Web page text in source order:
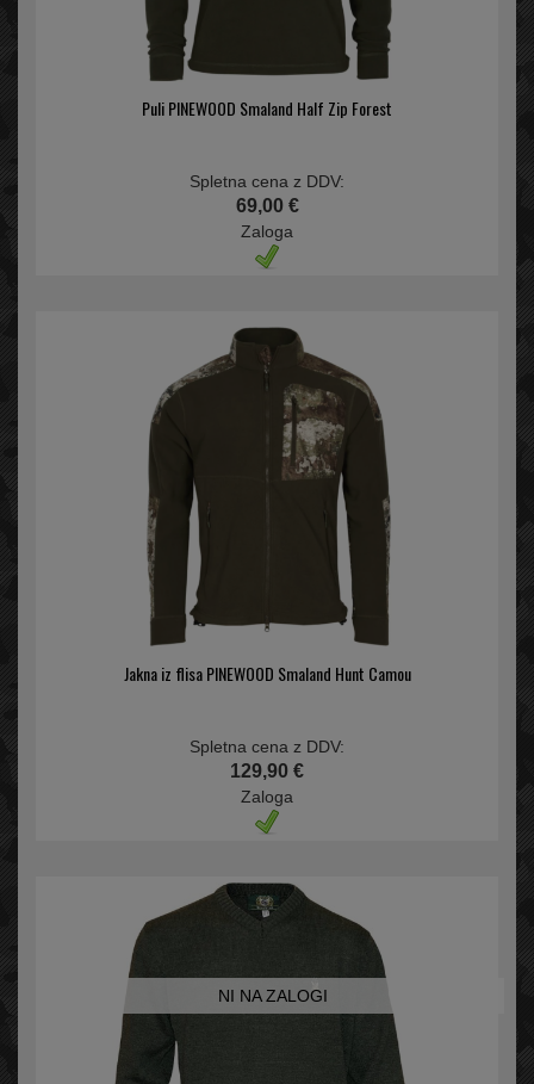
Puli PINEWOOD Smaland Half Zip Forest
Spletna cena z DDV:
69,00 €
Zaloga
Jakna iz flisa PINEWOOD Smaland Hunt Camou
Spletna cena z DDV:
129,90 €
Zaloga
NI NA ZALOGI